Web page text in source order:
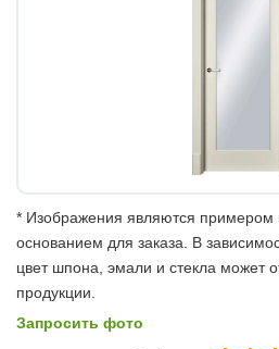
* Изображения являются примером
основанием для заказа. В
цвет шпона, эмали и стекла может
продукции.
Запросить фото